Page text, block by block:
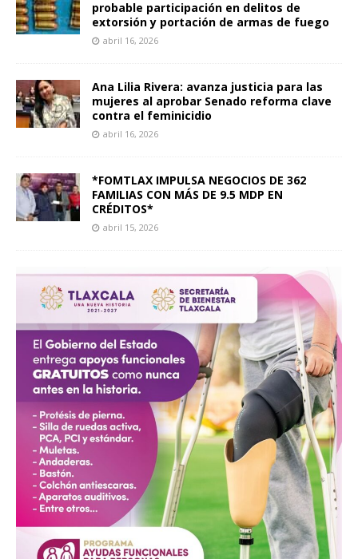
probable participación en delitos de
extorsión y portación de armas de fuego
abril 16, 2026
Ana Lilia Rivera: avanza justicia para las
mujeres al aprobar Senado reforma clave
contra el feminicidio
abril 16, 2026
*FOMTLAX IMPULSA NEGOCIOS DE 362
FAMILIAS CON MÁS DE 9.5 MDP EN
CRÉDITOS*
abril 15, 2026